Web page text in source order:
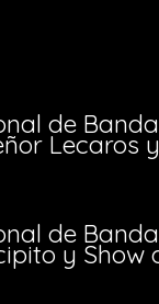
de
Lecaros
de
y Show